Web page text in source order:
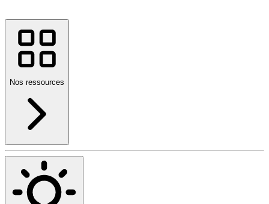
Nos ressources